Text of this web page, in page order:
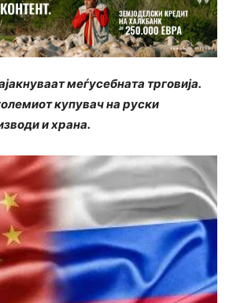
меѓусебната трговија.
купувач на руски
и храна.